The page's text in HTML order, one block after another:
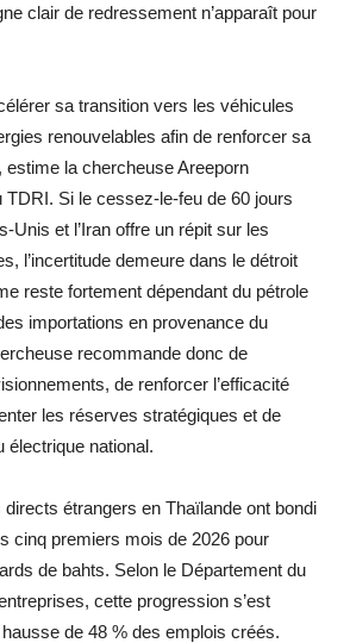
clair de redressement n’apparaît pour
sa transition vers les véhicules
renouvelables afin de renforcer sa
estime la chercheuse Areeporn
TDRI. Si le cessez-le-feu de 60 jours
Unis et l’Iran offre un répit sur les
l’incertitude demeure dans le détroit
reste fortement dépendant du pétrole
importations en provenance du
recommande donc de
de renforcer l’efficacité
les réserves stratégiques et de
électrique national.
étrangers en Thaïlande ont bondi
cinq premiers mois de 2026 pour
de bahts. Selon le Département du
cette progression s’est
de 48 % des emplois créés.